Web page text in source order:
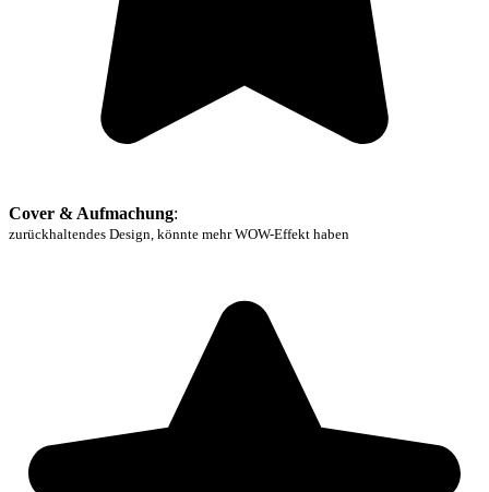
Cover & Aufmachung:
zurückhaltendes Design, könnte mehr WOW-Effekt haben